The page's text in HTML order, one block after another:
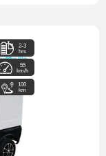
2-3
hrs
55
km/h
100
km